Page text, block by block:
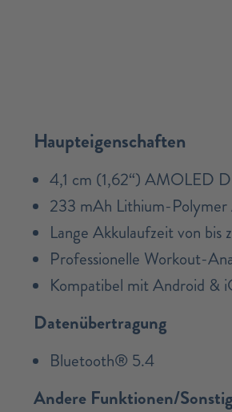
Haupteigenschaften
4,1 cm (1,62“) AMOLED
233 mAh Lithium-
Lange Akkulaufzeit von bis
Professionelle Workout-
Kompatibel mit Android &
Datenübertragung
Bluetooth® 5.4
Andere Funktionen/